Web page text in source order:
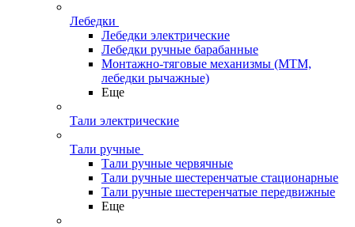
Лебедки
Лебедки электрические
Лебедки ручные барабанные
Монтажно-тяговые механизмы (МТМ,
лебедки рычажные)
Еще
Тали электрические
Тали ручные
Тали ручные червячные
Тали ручные шестеренчатые стационарные
Тали ручные шестеренчатые передвижные
Еще